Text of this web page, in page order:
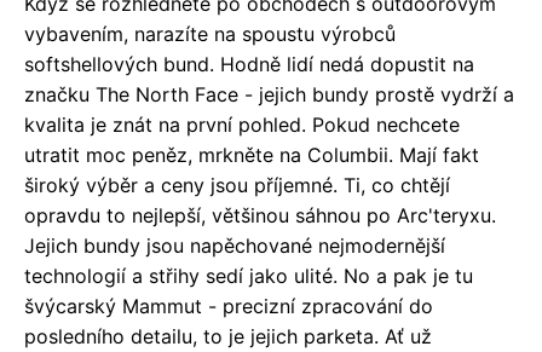
vybavením, narazíte na spoustu výrobců
softshellových bund. Hodně lidí nedá dopustit na
značku The North Face - jejich bundy prostě vydrží a
kvalita je znát na první pohled. Pokud nechcete
utratit moc peněz, mrkněte na Columbii. Mají fakt
široký výběr a ceny jsou příjemné. Ti, co chtějí
opravdu to nejlepší, většinou sáhnou po Arc'teryxu.
Jejich bundy jsou napěchované nejmodernější
technologií a střihy sedí jako ulité. No a pak je tu
švýcarský Mammut - precizní zpracování do
posledního detailu, to je jejich parketa. Ať už